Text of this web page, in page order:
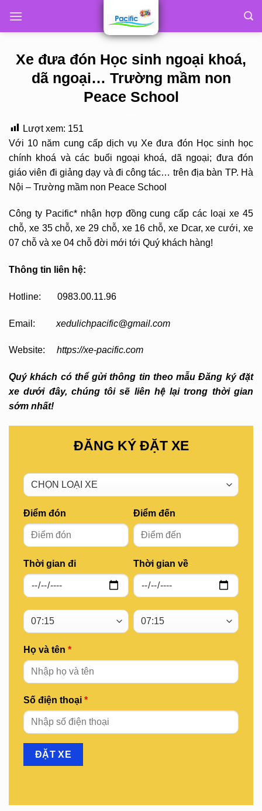
Xe đưa đón Học sinh ngoại khoá,
dã ngoại… Trường mầm non
Peace School
Lượt xem: 151
Với 10 năm cung cấp dịch vụ Xe đưa đón Học sinh học
chính khoá và các buổi ngoại khoá, dã ngoại; đưa đón
giáo viên đi giảng dạy và đi công tác… trên địa bàn TP. Hà
Nội – Trường mầm non Peace School
Công ty Pacific* nhận hợp đồng cung cấp các loại xe 45
chỗ, xe 35 chỗ, xe 29 chỗ, xe 16 chỗ, xe Dcar, xe cưới, xe
07 chỗ và xe 04 chỗ đời mới tới Quý khách hàng!
Thông tin liên hệ:
Hotline: 0983.00.11.96
Email: xedulichpacific@gmail.com
Website: https://xe-pacific.com
Quý khách có thể gửi thông tin theo mẫu Đăng ký đặt
xe dưới đây, chúng tôi sẽ liên hệ lại trong thời gian
sớm nhất!
ĐĂNG KÝ ĐẶT XE
Điểm đón
Thời gian đi
Điểm đến
Thời gian về
Họ và tên *
Số điện thoại *